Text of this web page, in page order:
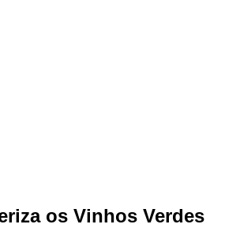
os Vinhos Verdes